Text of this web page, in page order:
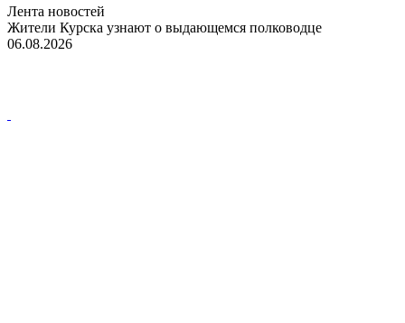
Лента новостей
Жители Курска узнают о выдающемся полководце
06.08.2026